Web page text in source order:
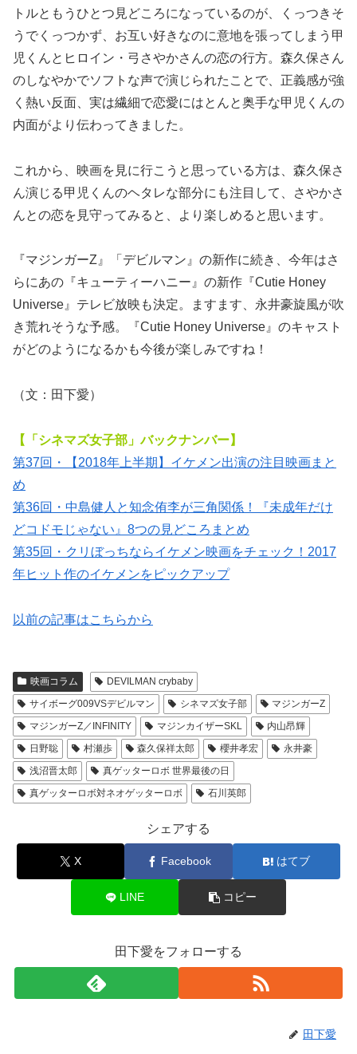
トルともうひとつ見どころになっているのが、くっつきそ
うでくっつかず、お互い好きなのに意地を張ってしまう甲
児くんとヒロイン・弓さやかさんの恋の行方。森久保さん
のしなやかでソフトな声で演じられたことで、正義感が強
く熱い反面、実は繊細で恋愛にはとんと奥手な甲児くんの
内面がより伝わってきました。
これから、映画を見に行こうと思っている方は、森久保さ
ん演じる甲児くんのヘタレな部分にも注目して、さやかさ
んとの恋を見守ってみると、より楽しめると思います。
『マジンガーZ』「デビルマン』の新作に続き、今年はさ
らにあの『キューティーハニー』の新作『Cutie Honey
Universe』テレビ放映も決定。ますます、永井豪旋風が吹
き荒れそうな予感。『Cutie Honey Universe』のキャスト
がどのようになるかも今後が楽しみですね！
（文：田下愛）
【「シネマズ女子部」バックナンバー】
第37回・【2018年上半期】イケメン出演の注目映画まと
め
第36回・中島健人と知念侑李が三角関係！『未成年だけ
どコドモじゃない』8つの見どころまとめ
第35回・クリぼっちならイケメン映画をチェック！2017
年ヒット作のイケメンをピックアップ
以前の記事はこちらから
映画コラム
DEVILMAN crybaby
サイボーグ009VSデビルマン
シネマズ女子部
マジンガーZ
マジンガーZ／INFINITY
マジンカイザーSKL
内山昂輝
日野聡
村瀬歩 森久保祥太郎 櫻井孝宏
永井豪
浅沼晋太郎
真ゲッターロボ 世界最後の日
真ゲッターロボ対ネオゲッターロボ
石川英郎
シェアする
X Facebook はてブ
LINE コピー
田下愛をフォローする
田下愛